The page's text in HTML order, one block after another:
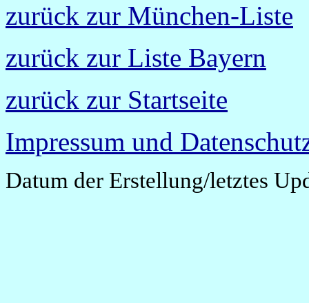
zurück zur München-Liste
zurück zur Liste Bayern
zurück zur Startseite
Impressum und
Datum der Erstellung/letztes